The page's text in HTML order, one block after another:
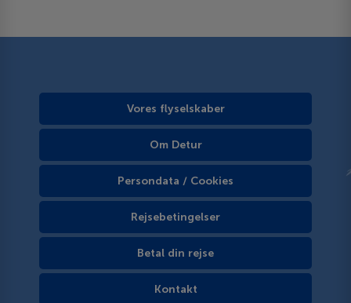
Vores flyselskaber
Om Detur
Persondata / Cookies
Rejsebetingelser
Betal din rejse
Kontakt